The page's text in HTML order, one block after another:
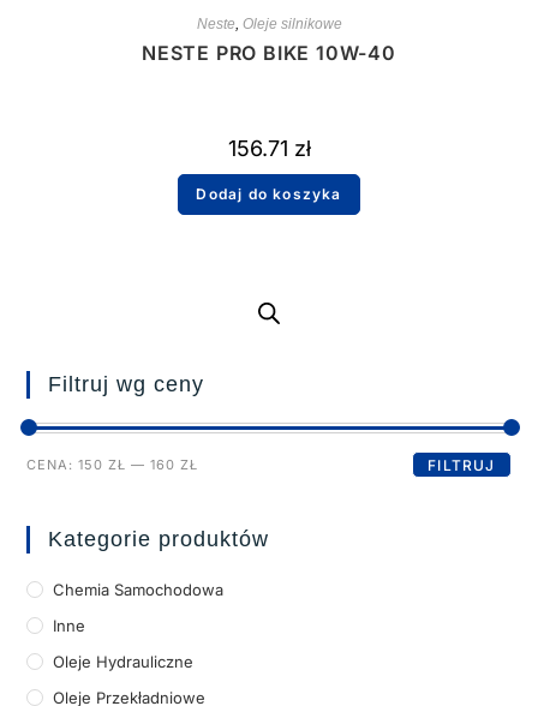
Neste Oleje silnikowe
NESTE PRO BIKE 10W-40
156.71 zł
Dodaj do koszyka
Filtruj wg ceny
FILTRUJ
CENA:150 ZŁ —160 ZŁ
Kategorie produktów
Chemia Samochodowa
Inne
Oleje Hydrauliczne
Oleje Przekładniowe